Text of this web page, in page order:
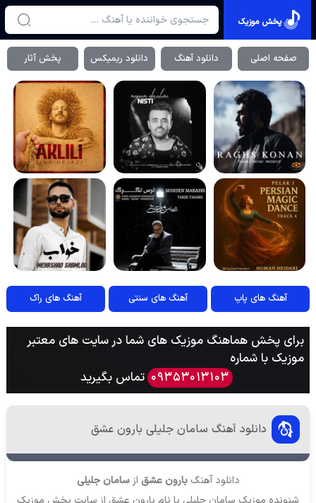
پخش موزیک
صفحه اصلی دانلود آهنگ دانلود ریمیکس پخش آثار
آهنگ های پاپ آهنگ های سنتی آهنگ های راک
برای پخش هماهنگ موزیک های شما در سایت های معتبر
موزیک با شماره
09353013103 تماس بگیرید
دانلود آهنگ سامان جلیلی بارون عشق
دانلود آهنگ بارون عشق ازسامان جلیلی